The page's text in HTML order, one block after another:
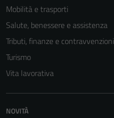
Mobilità e trasporti
Salute, benessere e assistenza
Tributi, finanze e contravvenzioni
Turismo
Vita lavorativa
NOVITÀ